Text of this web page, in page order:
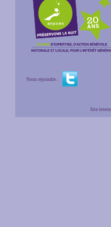
Nous rejoindre :
Site internet de l'Association